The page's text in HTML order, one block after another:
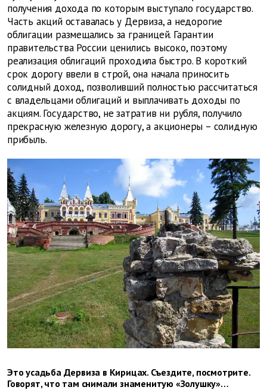
получения дохода по которым выступало государство.
Часть акций оставалась у Дервиза, а недорогие
облигации размещались за границей. Гарантии
правительства России ценились высоко, поэтому
реализация облигаций проходила быстро. В короткий
срок дорогу ввели в строй, она начала приносить
солидный доход, позволивший полностью рассчитаться
с владельцами облигаций и выплачивать доходы по
акциям. Государство, не затратив ни рубля, получило
прекрасную железную дорогу, а акционеры – солидную
прибыль.
Это усадьба Дервиза в Кирицах. Съездите, посмотрите.
Говорят, что там снимали знаменитую «Золушку»…